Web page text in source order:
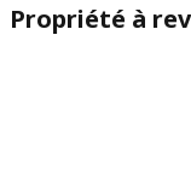
Propriété à